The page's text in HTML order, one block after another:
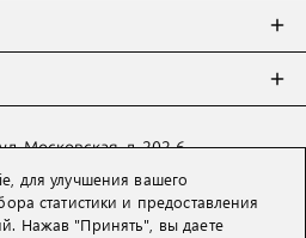
Московская, д. 202-6
,Viber)
для улучшения вашего
статистики и предоставления
Нажав "Принять", вы даете